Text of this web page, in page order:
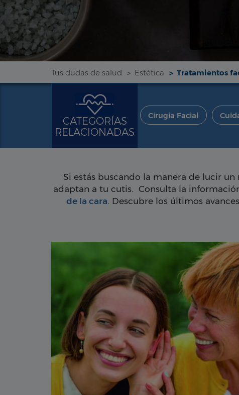
Tus dudas de salud Estética Tratamientos
CATEGORÍAS
RELACIONADAS
Cirugía Facial
Si estás buscando la manera de lucir
adaptan a tu cutis. Consulta la
de la cara. Descubre los últimos